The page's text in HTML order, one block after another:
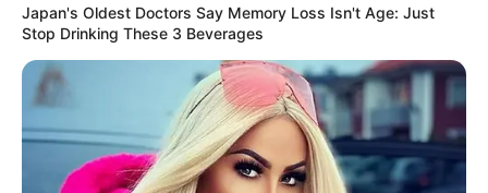
Kevelaer
vergleichbaren Stadtbildes ist die
Wallfahrtsstadt Kevelaer ein besonders
interessantes Touristen- und Städtereiseziel.
Japan's Oldest Doctors Say Memory Loss Isn't Age: Just
Stop Drinking These 3 Beverages